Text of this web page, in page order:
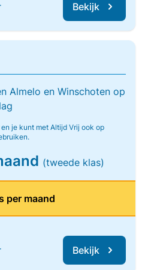
Bekijk
Almelo en Winschoten op
je kunt met Altijd Vrij ook op
(tweede klas)
per maand
Bekijk